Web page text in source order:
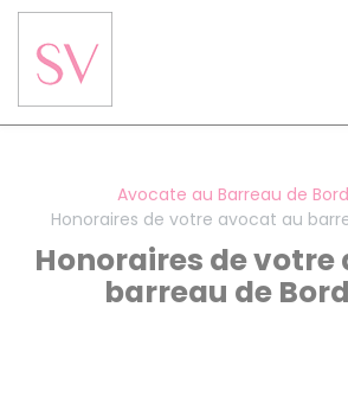
Avocate au Barreau de
Honoraires de votre avocat au
Honoraires de votre
barreau de
Panneau de gestion des cookies